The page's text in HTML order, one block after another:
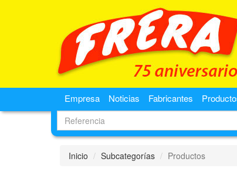
Empresa Noticias Fabricantes
Inicio Subcategorías Productos